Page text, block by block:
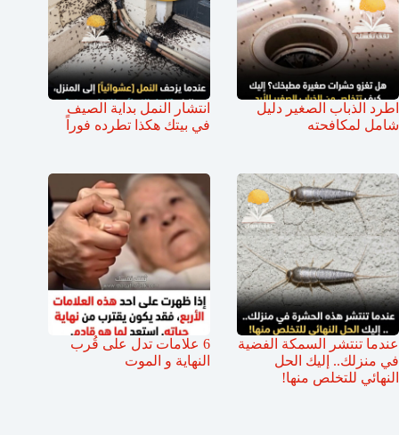
اطرد الذباب الصغير دليل
شامل لمكافحته
انتشار النمل بداية الصيف
في بيتك هكذا تطرده فوراً
عندما تنتشر السمكة الفضية
في منزلك.. إليك الحل
النهائي للتخلص منها!
6 علامات تدل على قُرب
النهاية و الموت